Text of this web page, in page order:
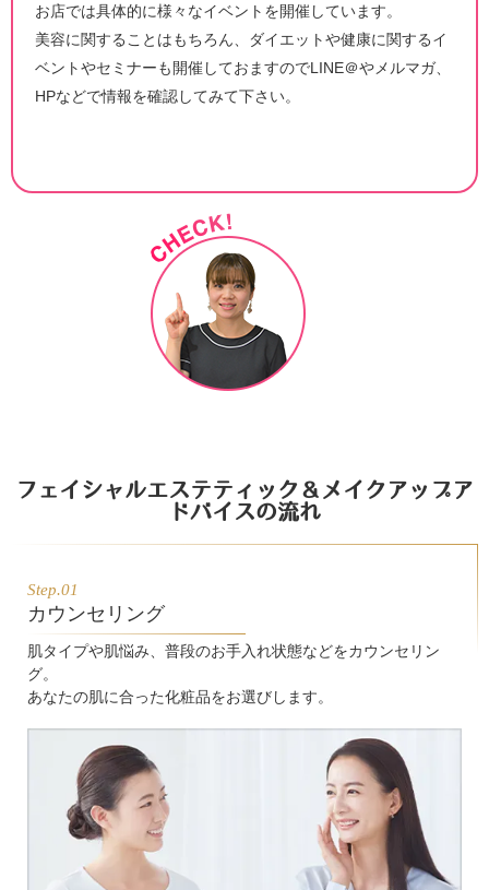
お店では具体的に様々なイベントを開催しています。
美容に関することはもちろん、ダイエットや健康に関するイ
ベントやセミナーも開催しておますのでLINE＠やメルマガ、
HPなどで情報を確認してみて下さい。
フェイシャルエステティック＆メイクアップア
ドバイスの流れ
Step.01
カウンセリング
肌タイプや肌悩み、普段のお手入れ状態などをカウンセリン
グ。
あなたの肌に合った化粧品をお選びします。